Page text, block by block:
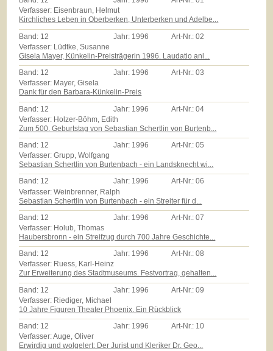
Verfasser: Eisenbraun, Helmut
Kirchliches Leben in Oberberken, Unterberken und Adelbe...
Band: 12 Jahr: 1996 Art-Nr.:02
Verfasser: Lüdtke, Susanne
Gisela Mayer, Künkelin-Preisträgerin 1996. Laudatio anl...
Band: 12 Jahr: 1996 Art-Nr.:03
Verfasser: Mayer, Gisela
Dank für den Barbara-Künkelin-Preis
Band: 12 Jahr: 1996 Art-Nr.:04
Verfasser: Holzer-Böhm, Edith
Zum 500. Geburtstag von Sebastian Schertlin von Burtenb...
Band: 12 Jahr: 1996 Art-Nr.:05
Verfasser: Grupp, Wolfgang
Sebastian Schertlin von Burtenbach - ein Landsknecht wi...
Band: 12 Jahr: 1996 Art-Nr.:06
Verfasser: Weinbrenner, Ralph
Sebastian Schertlin von Burtenbach - ein Streiter für d...
Band: 12 Jahr: 1996 Art-Nr.:07
Verfasser: Holub, Thomas
Haubersbronn - ein Streifzug durch 700 Jahre Geschichte...
Band: 12 Jahr: 1996 Art-Nr.:08
Verfasser: Ruess, Karl-Heinz
Zur Erweiterung des Stadtmuseums. Festvortrag, gehalten...
Band: 12 Jahr: 1996 Art-Nr.:09
Verfasser: Riediger, Michael
10 Jahre Figuren Theater Phoenix. Ein Rückblick
Band: 12 Jahr: 1996 Art-Nr.: 10
Verfasser: Auge, Oliver
Erwirdig und wolgelert: Der Jurist und Kleriker Dr. Geo...